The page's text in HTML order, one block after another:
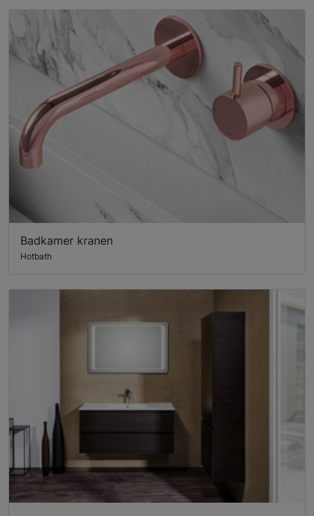
Badkamer kranen
Hotbath